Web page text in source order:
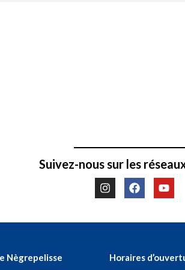
Suivez-nous sur les
Nègrepelisse Horaires